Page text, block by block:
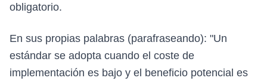
obligatorio.
En sus propias palabras (parafraseando): "Un
estándar se adopta cuando el coste de
implementación es bajo y el beneficio potencial es